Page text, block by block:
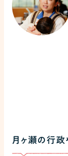
月ヶ瀬の行政